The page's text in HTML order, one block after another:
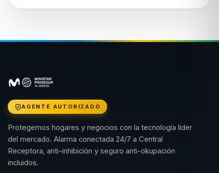
AGENTE AUTORIZADO
Protegemos hogares y negocios con la tecnología líder
del mercado. Alarma conectada 24/7 a Central
Receptora, anti-inhibición y seguro anti-okupación
incluidos.